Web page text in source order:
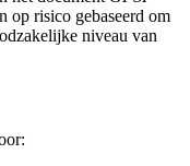
op risico gebaseerd om
niveau van